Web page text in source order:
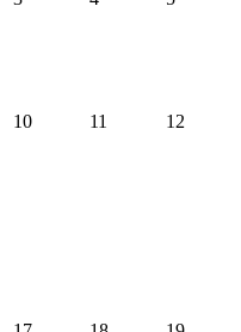
10 11 12